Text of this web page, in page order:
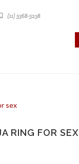
(11) 5368-5238
RING FOR SEX